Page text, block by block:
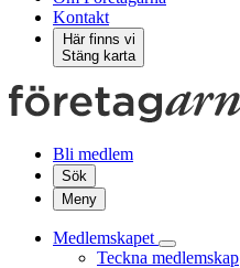
Kontakt
Här finns vi
Stäng karta
Bli medlem
Sök
Meny
Medlemskapet
Teckna medlemskap